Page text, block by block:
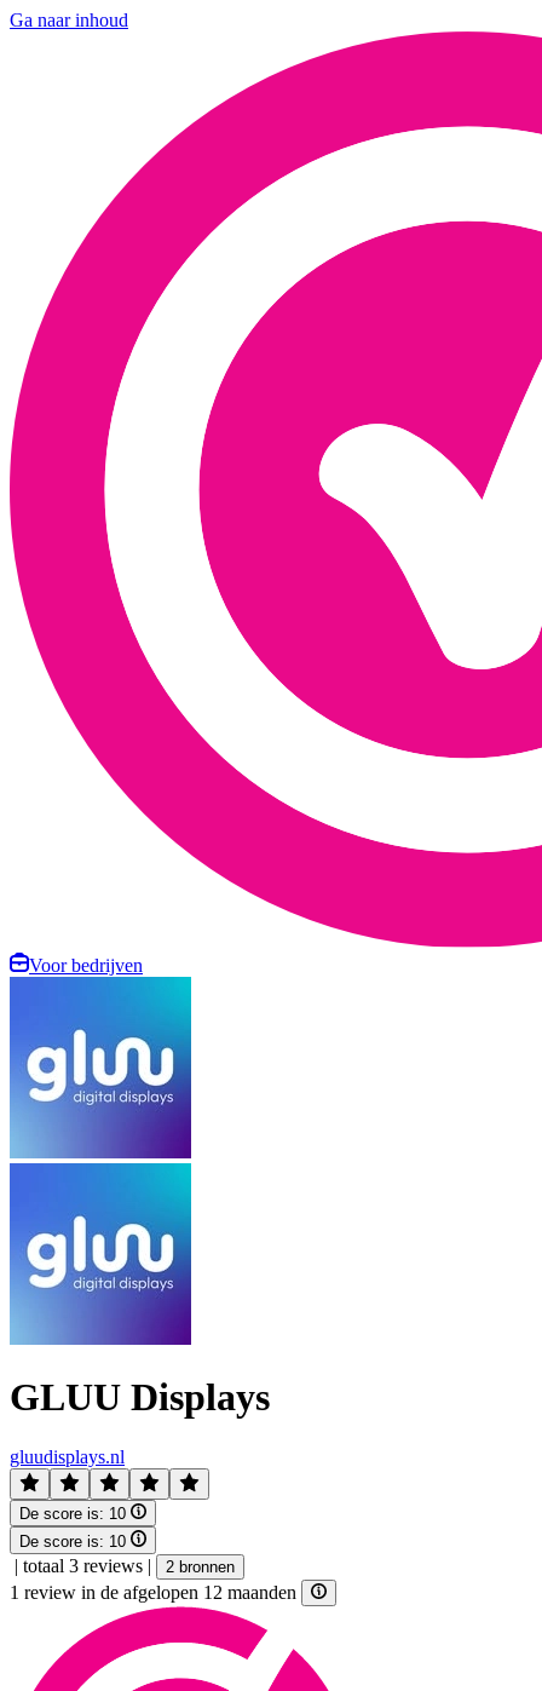
Ga naar inhoud
Voor bedrijven
GLUU Displays
gluudisplays.nl
De score is: 10
De score is: 10
| totaal 3 reviews | 2 bronnen
1 review in de afgelopen 12 maanden